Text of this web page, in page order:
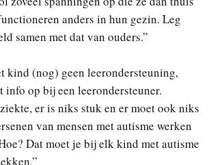
anders in hun gezin. Leg
samen met dat van ouders.”
kind (nog) geen leerondersteuning,
info op bij een leerondersteuner.
er is niks stuk en er moet ook niks
van mensen met autisme werken
Dat moet je bij elk kind met autisme